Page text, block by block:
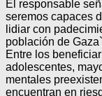
El responsable
seremos capaces
lidiar con
población de
Entre los
adolescentes,
mentales
encuentran en